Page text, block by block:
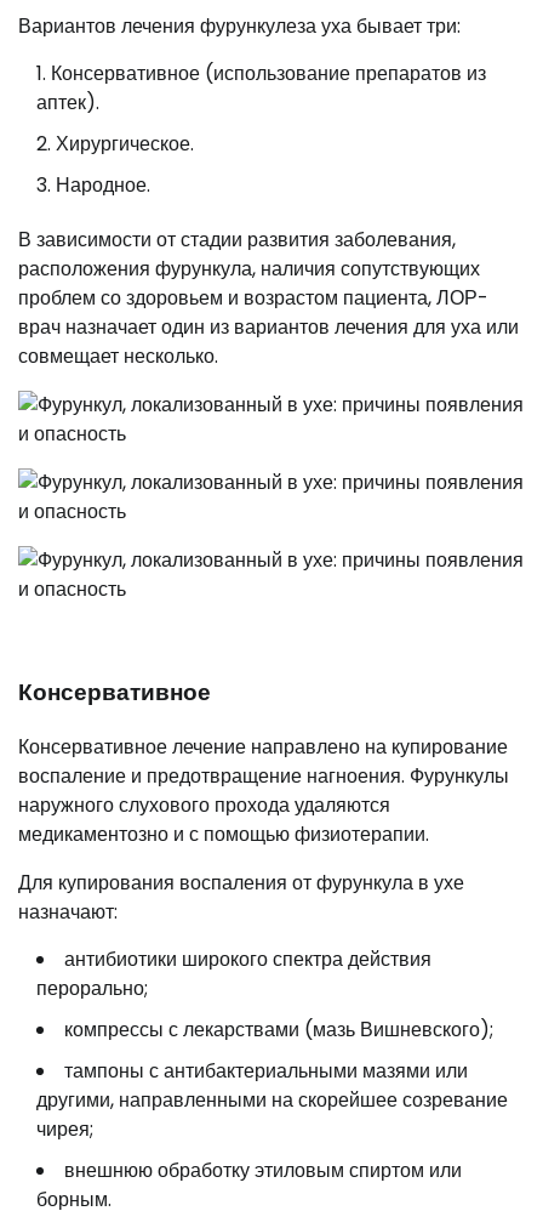
Вариантов лечения фурункулеза уха бывает три:
Консервативное (использование препаратов из
аптек).
Хирургическое.
Народное.
В зависимости от стадии развития заболевания,
расположения фурункула, наличия сопутствующих
проблем со здоровьем и возрастом пациента, ЛОР-
врач назначает один из вариантов лечения для уха или
совмещает несколько.
Консервативное
Консервативное лечение направлено на купирование
воспаление и предотвращение нагноения. Фурункулы
наружного слухового прохода удаляются
медикаментозно и с помощью физиотерапии.
Для купирования воспаления от фурункула в ухе
назначают:
антибиотики широкого спектра действия
перорально;
компрессы с лекарствами (мазь Вишневского);
тампоны с антибактериальными мазями или
другими, направленными на скорейшее созревание
чирея;
внешнюю обработку этиловым спиртом или
борным.